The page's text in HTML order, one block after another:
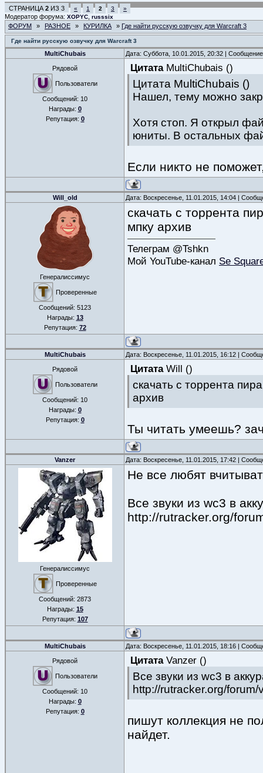
СТРАНИЦА 2 ИЗ 3 « 1 2 3 »
Модератор форума: XOPYC russsix
ФОРУМ » РАЗНОЕ » КУРИЛКА » Где найти русскую озвучку для Warcraft 3
Где найти русскую озвучку для Warcraft 3
MultiChubais Дата: Суббота, 10.01.2015, 20:32 |
Рядовой
Пользователи
Сообщений: 10
Награды: 0
Репутация: 0
Цитата MultiChubais ()
Цитата MultiChubais ()
Нашел, тему можно
Хотя стоп. Я открыл
юниты. В остальных
Если никто не
Will_old Дата: Воскресенье, 11.01.2015, 14:04 |
Генералиссимус
Проверенные
Сообщений: 5123
Награды: 13
Репутация: 72
скачать с торрента
мпку архив
Телеграм @Tshkn
Мой YouTube-канал Se
MultiChubais Дата: Воскресенье, 11.01.2015, 16:12 |
Рядовой
Пользователи
Сообщений: 10
Награды: 0
Репутация: 0
Цитата Will ()
скачать с торрента
архив
Ты читать умеешь?
Vanzer Дата: Воскресенье, 11.01.2015, 17:42 |
Генералиссимус
Проверенные
Сообщений: 2873
Награды: 15
Репутация: 107
Не все любят
Все звуки из wc3 в
http://rutracker.org/
MultiChubais Дата: Воскресенье, 11.01.2015, 18:16 |
Рядовой
Пользователи
Сообщений: 10
Награды: 0
Репутация: 0
Цитата Vanzer ()
Все звуки из wc3 в
http://rutracker.org/
пишут коллекция не
найдет.